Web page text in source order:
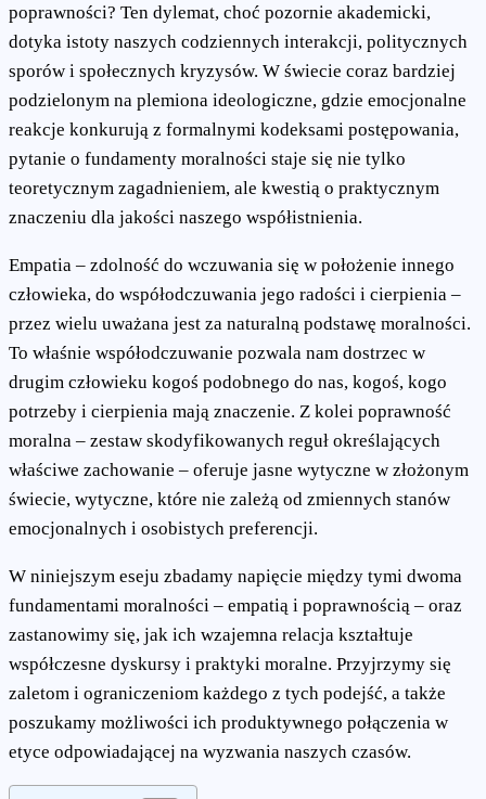
poprawności? Ten dylemat, choć pozornie akademicki,
dotyka istoty naszych codziennych interakcji, politycznych
sporów i społecznych kryzysów. W świecie coraz bardziej
podzielonym na plemiona ideologiczne, gdzie emocjonalne
reakcje konkurują z formalnymi kodeksami postępowania,
pytanie o fundamenty moralności staje się nie tylko
teoretycznym zagadnieniem, ale kwestią o praktycznym
znaczeniu dla jakości naszego współistnienia.
Empatia – zdolność do wczuwania się w położenie innego
człowieka, do współodczuwania jego radości i cierpienia –
przez wielu uważana jest za naturalną podstawę moralności.
To właśnie współodczuwanie pozwala nam dostrzec w
drugim człowieku kogoś podobnego do nas, kogoś, kogo
potrzeby i cierpienia mają znaczenie. Z kolei poprawność
moralna – zestaw skodyfikowanych reguł określających
właściwe zachowanie – oferuje jasne wytyczne w złożonym
świecie, wytyczne, które nie zależą od zmiennych stanów
emocjonalnych i osobistych preferencji.
W niniejszym eseju zbadamy napięcie między tymi dwoma
fundamentami moralności – empatią i poprawnością – oraz
zastanowimy się, jak ich wzajemna relacja kształtuje
współczesne dyskursy i praktyki moralne. Przyjrzymy się
zaletom i ograniczeniom każdego z tych podejść, a także
poszukamy możliwości ich produktywnego połączenia w
etyce odpowiadającej na wyzwania naszych czasów.